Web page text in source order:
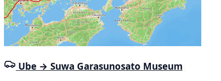
Ube → Suwa Garasunosato Museum